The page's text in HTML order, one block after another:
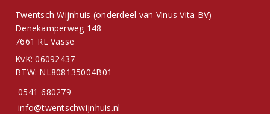
Twentsch Wijnhuis (onderdeel van Vinus Vita BV)
Denekamperweg 148
7661 RL Vasse
KvK: 06092437
BTW: NL808135004B01
0541-680279
info@twentschwijnhuis.nl